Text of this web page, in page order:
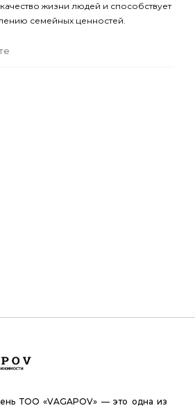
жизни людей и способствует
семейных ценностей.
ТОО «VAGAPOV» — это одна из